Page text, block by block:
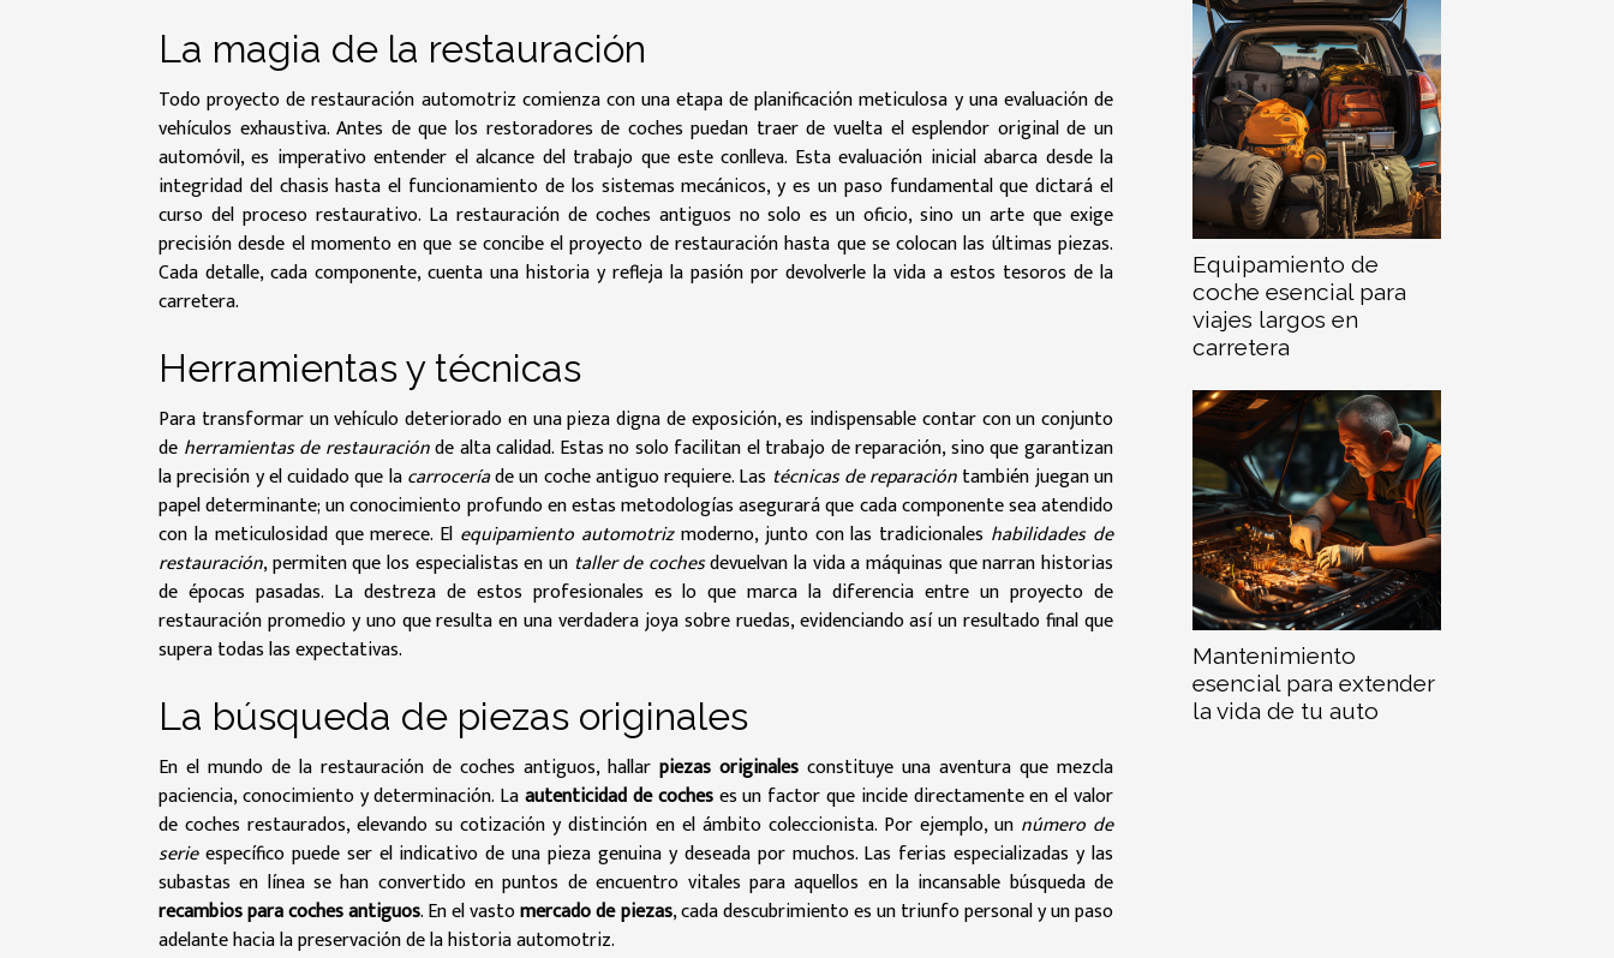
La magia de la restauración
Todo proyecto de restauración automotriz comienza con una etapa de planificación meticulosa y una evaluación de
vehículos exhaustiva. Antes de que los restoradores de coches puedan traer de vuelta el esplendor original de un
automóvil, es imperativo entender el alcance del trabajo que este conlleva. Esta evaluación inicial abarca desde la
integridad del chasis hasta el funcionamiento de los sistemas mecánicos, y es un paso fundamental que dictará el
curso del proceso restaurativo. La restauración de coches antiguos no solo es un oficio, sino un arte que exige
precisión desde el momento en que se concibe el proyecto de restauración hasta que se colocan las últimas piezas.
Cada detalle, cada componente, cuenta una historia y refleja la pasión por devolverle la vida a estos tesoros de la
carretera.
Herramientas y técnicas
Para transformar un vehículo deteriorado en una pieza digna de exposición, es indispensable contar con un conjunto
de herramientas de restauraciónde alta calidad. Estas no solo facilitan el trabajo de reparación, sino que garantizan
la precisión y el cuidado que lacarroceríade un coche antiguo requiere. Las técnicas de reparacióntambién juegan un
papel determinante; un conocimiento profundo en estas metodologías asegurará que cada componente sea atendido
con la meticulosidad que merece. El equipamiento automotrizmoderno, junto con las tradicionales habilidades de
restauración, permiten que los especialistas en un taller de cochesdevuelvan la vida a máquinas que narran historias
de épocas pasadas. La destreza de estos profesionales es lo que marca la diferencia entre un proyecto de
restauración promedio y uno que resulta en una verdadera joya sobre ruedas, evidenciando así un resultado final que
supera todas las expectativas.
La búsqueda de piezas originales
En el mundo de la restauración de coches antiguos, hallar piezas originales constituye una aventura que mezcla
paciencia, conocimiento y determinación. Laautenticidad de cocheses un factor que incide directamente en el valor
de coches restaurados, elevando su cotización y distinción en el ámbito coleccionista. Por ejemplo, un número de
serieespecífico puede ser el indicativo de una pieza genuina y deseada por muchos. Las ferias especializadas y las
subastas en línea se han convertido en puntos de encuentro vitales para aquellos en la incansable búsqueda de
recambios para coches antiguos. En el vastomercado de piezas, cada descubrimiento es un triunfo personal y un paso
adelante hacia la preservación de la historia automotriz.
Equipamiento de
coche esencial para
viajes largos en
carretera
Mantenimiento
esencial para extender
la vida de tu auto